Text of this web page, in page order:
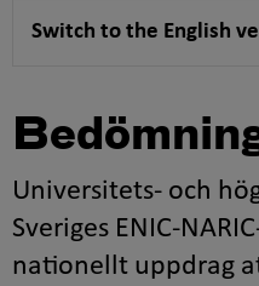
Switch to the English
Universitets- och
Sveriges ENIC-
nationellt uppdrag